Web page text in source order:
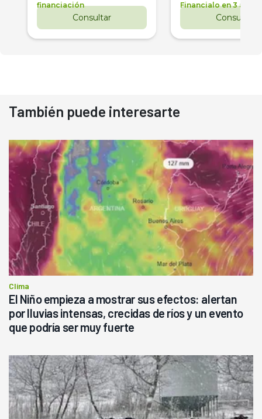
financiación
Consultar
Financialo en 3 años
Consultar
También puede interesarte
Clima
El Niño empieza a mostrar sus efectos: alertan
por lluvias intensas, crecidas de ríos y un evento
que podría ser muy fuerte